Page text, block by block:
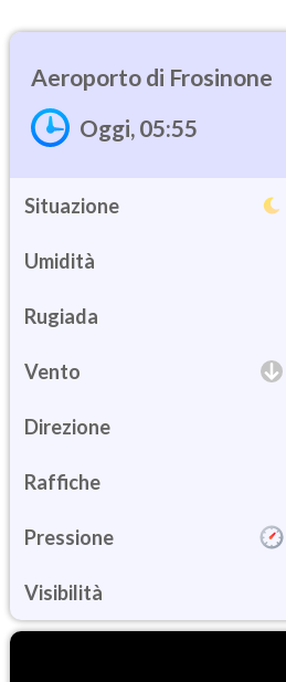
Frosinone
Oggi, 05:55
Situazione
Umidità
Vento
Direzione
Raffiche
Pressione
Visibilità